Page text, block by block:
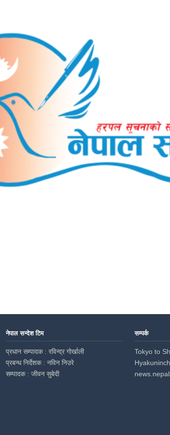
नेपाल सन्देश टिम
प्रधान सम्पादक : रविन्द्र गोर्खाली
प्रबन्ध निर्देशक : नविन निउरे
सम्पादक : जीवन सुबेदी
सम्पर्क
Tokyo to